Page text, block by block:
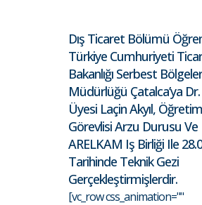
Dış Ticaret Bölümü
Türkiye Cumhuriyeti
Bakanlığı Serbest
Müdürlüğü Çatalca’ya
Üyesi Laçin Akyıl, Öğretim
Görevlisi Arzu Durusu Ve
ARELKAM Iş Birliği Ile
Tarihinde Teknik Gezi
Gerçekleştirmişlerdir.
[vc_row css_animation=""